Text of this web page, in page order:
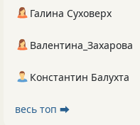
Галина Суховерх
Валентина_Захарова
Константин Балухта
весь топ ⮕